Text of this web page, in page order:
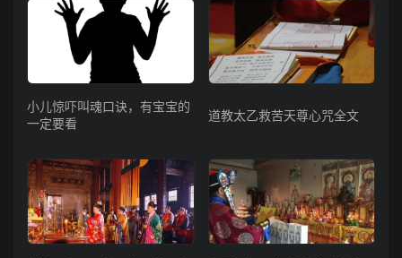
小儿惊吓叫魂口诀，有宝宝的
一定要看
道教太乙救苦天尊心咒全文